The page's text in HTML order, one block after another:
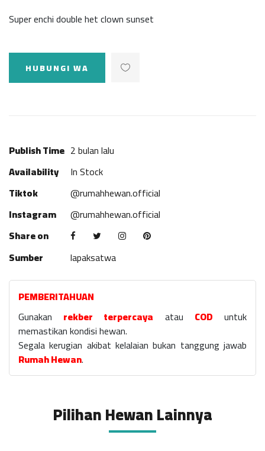
Super enchi double het clown sunset
HUBUNGI WA
Publish Time 2 bulan lalu
Availability
In Stock
Tiktok
@rumahhewan.official
Instagram
@rumahhewan.official
Share on
Sumber
lapaksatwa
PEMBERITAHUAN
Gunakan rekber terpercaya atau COD untuk
memastikan kondisi hewan.
Segala kerugian akibat kelalaian bukan tanggung jawab
Rumah Hewan.
Pilihan Hewan Lainnya